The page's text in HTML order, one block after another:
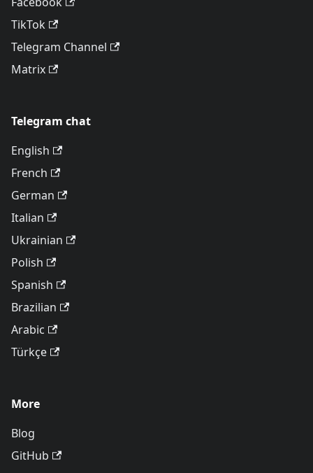
TikTok
Telegram Channel
Matrix
Telegram chat
English
French
German
Italian
Ukrainian
Polish
Spanish
Brazilian
Arabic
Türkçe
More
Blog
GitHub